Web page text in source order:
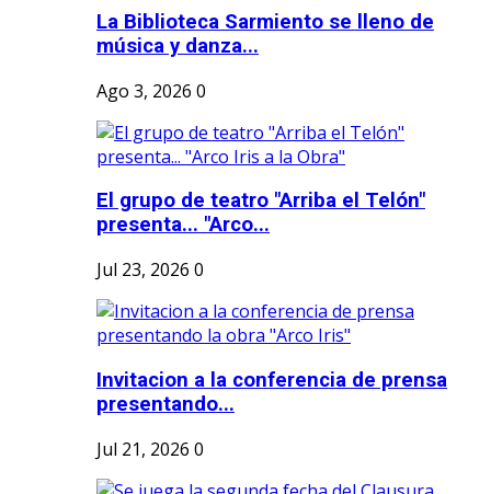
La Biblioteca Sarmiento se lleno de
música y danza...
Ago 3, 2026 0
El grupo de teatro "Arriba el Telón"
presenta... "Arco...
Jul 23, 2026 0
Invitacion a la conferencia de prensa
presentando...
Jul 21, 2026 0